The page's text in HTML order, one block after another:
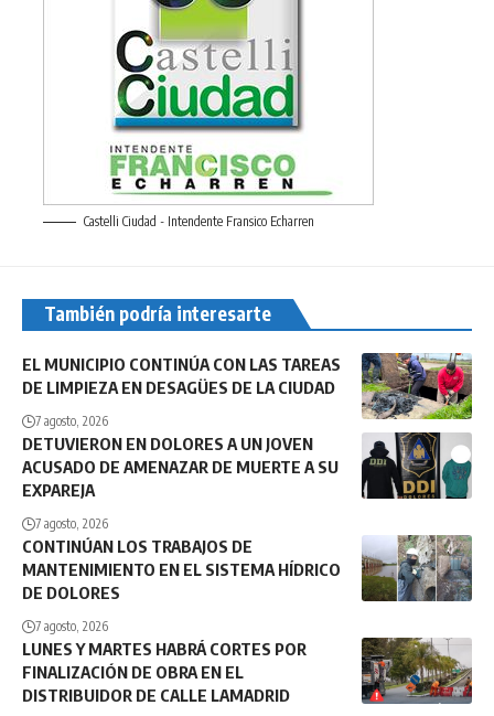
Castelli Ciudad - Intendente Fransico Echarren
También podría interesarte
EL MUNICIPIO CONTINÚA CON LAS TAREAS
DE LIMPIEZA EN DESAGÜES DE LA CIUDAD
7 agosto, 2026
DETUVIERON EN DOLORES A UN JOVEN
ACUSADO DE AMENAZAR DE MUERTE A SU
EXPAREJA
7 agosto, 2026
CONTINÚAN LOS TRABAJOS DE
MANTENIMIENTO EN EL SISTEMA HÍDRICO
DE DOLORES
7 agosto, 2026
LUNES Y MARTES HABRÁ CORTES POR
FINALIZACIÓN DE OBRA EN EL
DISTRIBUIDOR DE CALLE LAMADRID